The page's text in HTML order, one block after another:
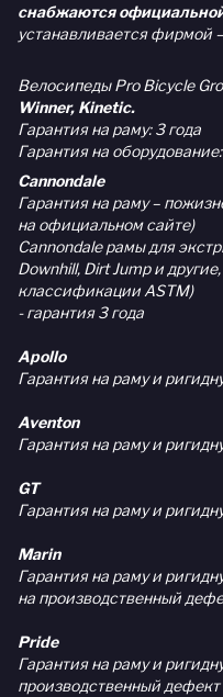
снабжаются
устанавливается фирмой
Велосипеды Pro Bicycle
Winner, Kinetic.
Гарантия на раму: 3 года
Гарантия на оборудование:
Cannondale
Гарантия на раму –
на официальном сайте)
Cannondale рамы для
Downhill, Dirt Jump и
классификации ASTM)
- гарантия 3 года
Apollo
Гарантия на раму и
Aventon
Гарантия на раму и
GT
Гарантия на раму и
Marin
Гарантия на раму и
на производственный
Pride
Гарантия на раму и
производственный